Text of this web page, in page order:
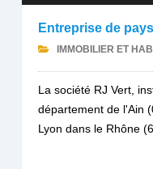
Entreprise de
IMMOBILIER ET
La société RJ Vert,
département de l'Ain
Lyon dans le Rhône